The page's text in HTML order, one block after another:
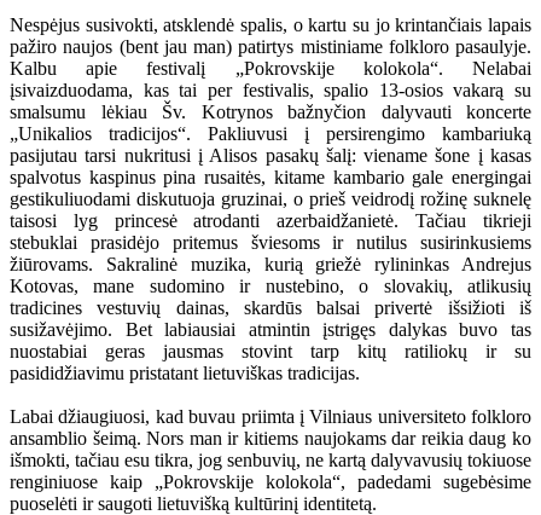
Nespėjus susivokti, atsklendė spalis, o kartu su jo krintančiais lapais
pažiro naujos (bent jau man) patirtys mistiniame folkloro pasaulyje.
Kalbu apie festivalį „Pokrovskije kolokola“. Nelabai
įsivaizduodama, kas tai per festivalis, spalio 13-osios vakarą su
smalsumu lėkiau Šv. Kotrynos bažnyčion dalyvauti koncerte
„Unikalios tradicijos“. Pakliuvusi į persirengimo kambariuką
pasijutau tarsi nukritusi į Alisos pasakų šalį: viename šone į kasas
spalvotus kaspinus pina rusaitės, kitame kambario gale energingai
gestikuliuodami diskutuoja gruzinai, o prieš veidrodį rožinę suknelę
taisosi lyg princesė atrodanti azerbaidžanietė. Tačiau tikrieji
stebuklai prasidėjo pritemus šviesoms ir nutilus susirinkusiems
žiūrovams. Sakralinė muzika, kurią griežė rylininkas Andrejus
Kotovas, mane sudomino ir nustebino, o slovakių, atlikusių
tradicines vestuvių dainas, skardūs balsai privertė išsižioti iš
susižavėjimo. Bet labiausiai atmintin įstrigęs dalykas buvo tas
nuostabiai geras jausmas stovint tarp kitų ratiliokų ir su
pasididžiavimu pristatant lietuviškas tradicijas.
Labai džiaugiuosi, kad buvau priimta į Vilniaus universiteto folkloro
ansamblio šeimą. Nors man ir kitiems naujokams dar reikia daug ko
išmokti, tačiau esu tikra, jog senbuvių, ne kartą dalyvavusių tokiuose
renginiuose kaip „Pokrovskije kolokola“, padedami sugebėsime
puoselėti ir saugoti lietuvišką kultūrinį identitetą.